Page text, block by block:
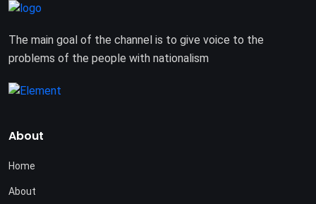
The main goal of the channel is to give voice to the
problems of the people with nationalism
About
Home
About